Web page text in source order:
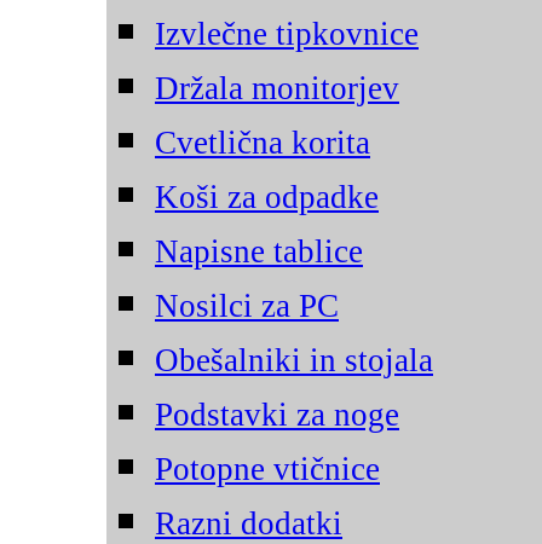
Izvlečne tipkovnice
Držala monitorjev
Cvetlična korita
Koši za odpadke
Napisne tablice
Nosilci za PC
Obešalniki in stojala
Podstavki za noge
Potopne vtičnice
Razni dodatki